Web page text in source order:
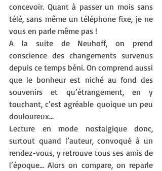
concevoir. Quant à passer un mois sans
télé, sans même un téléphone fixe, je ne
vous en parle même pas !
A la suite de Neuhoff, on prend
conscience des changements survenus
depuis ce temps béni. On comprend aussi
que le bonheur est niché au fond des
souvenirs et qu’étrangement, en y
touchant, c’est agréable quoique un peu
douloureux…
Lecture en mode nostalgique donc,
surtout quand l’auteur, convoqué à un
rendez-vous, y retrouve tous ses amis de
l’époque… Alors on compare, on reparle